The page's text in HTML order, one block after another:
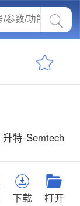
升特-Semtech
下载 打开